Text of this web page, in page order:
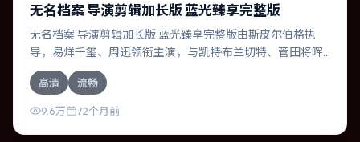
无名档案 导演剪辑加长版 蓝光臻享完整版
无名档案 导演剪辑加长版 蓝光臻享完整版由斯皮尔伯格执
导，易烊千玺、周迅领衔主演，与凯特·布兰切特、菅田将晖
等共同演绎。本片为爱情类型，主要班底与取景来自韩国。
时间循环困住主角，每一次醒来规则都在改变。影片整体气
质明快，节奏紧凑，人物动机清晰，适合喜欢强情节与细腻
高清 流畅
9.6万 72个月前